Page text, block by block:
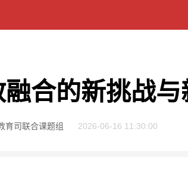
合的新挑战与
育司联合课题组 2026-06-16 11:30:00